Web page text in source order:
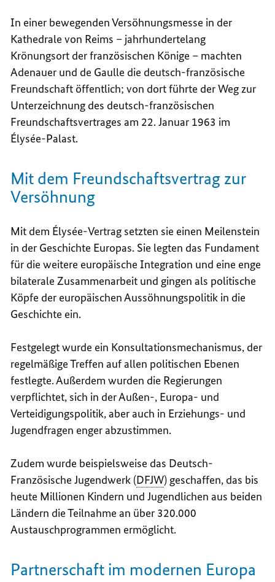
In einer bewegenden Versöhnungsmesse in der
Kathedrale von Reims – jahrhundertelang
Krönungsort der französischen Könige – machten
Adenauer und de Gaulle die deutsch-französische
Freundschaft öffentlich; von dort führte der Weg zur
Unterzeichnung des deutsch-französischen
Freundschaftsvertrages am 22. Januar 1963 im
Élysée-Palast.
Mit dem Freundschaftsvertrag zur
Versöhnung
Mit dem Élysée-Vertrag setzten sie einen Meilenstein
in der Geschichte Europas. Sie legten das Fundament
für die weitere europäische Integration und eine enge
bilaterale Zusammenarbeit und gingen als politische
Köpfe der europäischen Aussöhnungspolitik in die
Geschichte ein.
Festgelegt wurde ein Konsultationsmechanismus, der
regelmäßige Treffen auf allen politischen Ebenen
festlegte. Außerdem wurden die Regierungen
verpflichtet, sich in der Außen-, Europa- und
Verteidigungspolitik, aber auch in Erziehungs- und
Jugendfragen enger abzustimmen.
Zudem wurde beispielsweise das Deutsch-
Französische Jugendwerk (DFJW) geschaffen, das bis
heute Millionen Kindern und Jugendlichen aus beiden
Ländern die Teilnahme an über 320.000
Austauschprogrammen ermöglicht.
Partnerschaft im modernen Europa